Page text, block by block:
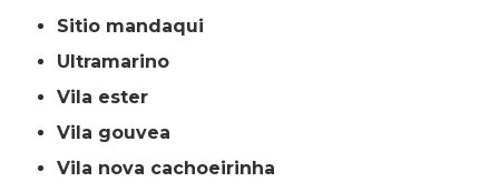
sitio mandaqui
ultramarino
vila ester
vila gouvea
vila nova cachoeirinha